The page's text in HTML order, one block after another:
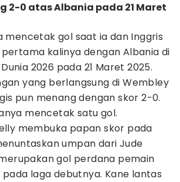
2-0 atas Albania pada 21 Maret
mencetak gol saat ia dan Inggris
kalinya dengan Albania di
2026 pada 21 Maret 2025.
yang berlangsung di Wembley
pun menang dengan skor 2-0.
mencetak satu gol.
membuka papan skor pada
umpan dari Jude
gol perdana pemain
laga debutnya. Kane lantas